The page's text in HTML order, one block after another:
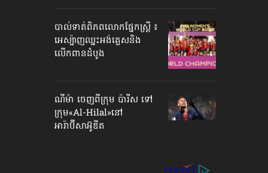
បាល់ទាត់​ពិភពលោក​ផ្នែកស្ត្រី ៖
អេស្ប៉ាញ​ឈ្នះអង់គ្លេស​និង
លើកពានដំបូង
ណីម៉ា ចេញ​ពីក្រុម ប៉ារីស ទៅ
ក្រុម​«Al-Hilal»​នៅ
អារ៉ាប៊ីសាអ៊ូឌីត